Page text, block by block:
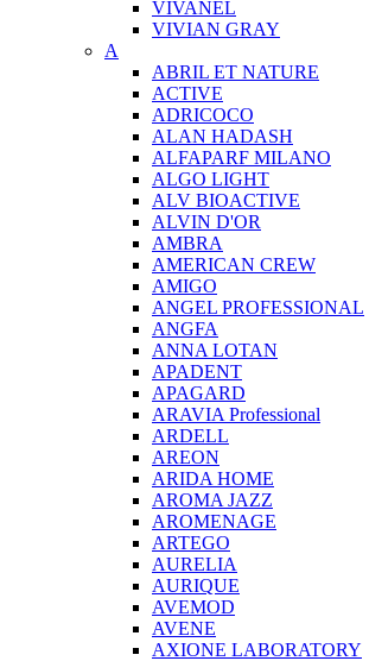
VIVANEL
VIVIAN GRAY
A
ABRIL ET NATURE
ACTIVE
ADRICOCO
ALAN HADASH
ALFAPARF MILANO
ALGO LIGHT
ALV BIOACTIVE
ALVIN D'OR
AMBRA
AMERICAN CREW
AMIGO
ANGEL PROFESSIONAL
ANGFA
ANNA LOTAN
APADENT
APAGARD
ARAVIA Professional
ARDELL
AREON
ARIDA HOME
AROMA JAZZ
AROMENAGE
ARTEGO
AURELIA
AURIQUE
AVEMOD
AVENE
AXIONE LABORATORY